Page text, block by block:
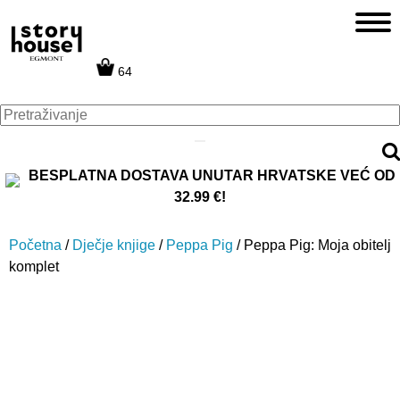
64
BESPLATNA DOSTAVA UNUTAR HRVATSKE VEĆ OD
32.99 €!
Početna / Dječje knjige / Peppa Pig / Peppa Pig: Moja obitelj
komplet